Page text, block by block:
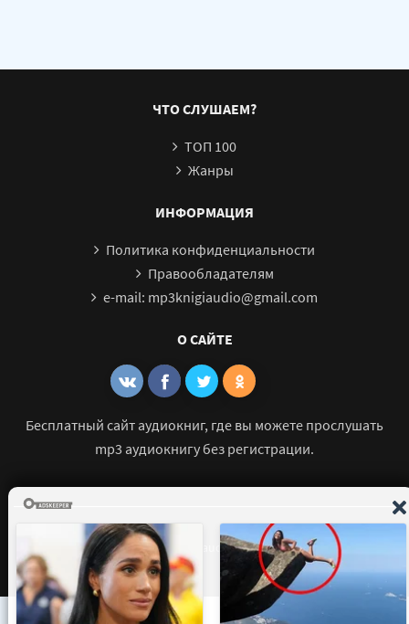
ЧТО СЛУШАЕМ?
ТОП 100
Жанры
ИНФОРМАЦИЯ
Политика конфиденциальности
Правообладателям
e-mail: mp3knigiaudio@gmail.com
О САЙТЕ
Бесплатный сайт аудиокниг, где вы можете прослушать
mp3 аудиокнигу без регистрации.
© 2021 - 2026 mp3-knigi-audio.com Все права защищены